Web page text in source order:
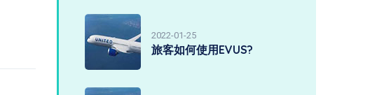
2022-01-25
旅客如何使用EVUS?